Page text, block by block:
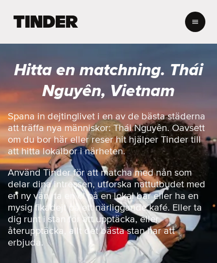
r
s
a
r
t
s
i
d
a
Hitta en matchning. Thái
Nguyên, Vietnam
Spana in dejtinglivet i en av de bästa städerna
att träffa nya människor: Thái Nguyên. Oavsett
om du bor här eller reser hit hjälper Tinder till
att hitta lokalbor i närheten.
Använd Tinder för att matcha med nån som
delar dina intressen, utforska nattutbudet med
en ny vän, ta en öl på en lokal bar eller ha en
mysig fikadejt på ett närliggande kafé. Eller ta
dig runt i stan för att upptäcka, eller
återupptäcka, allt det bästa stan har att
erbjuda.